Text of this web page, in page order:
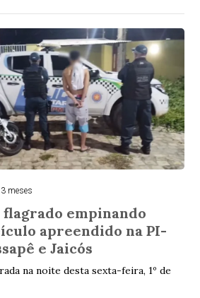
meses
empinando
apreendido na PI-
e Jaicós
na noite desta sexta-feira, 1º de